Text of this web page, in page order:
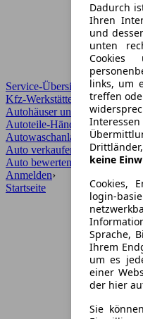
Service-Übersicht
Kfz-Werkstätten
Autohäuser und Händler
Autoteile-Händler
Autowaschanlagen
Auto verkaufen
Auto bewerten
Anmelden›
Dadurch
Ihren
und
unten
Cookies
links, um
treffen
keine
Cookies,
login-
Sprache,
Ihrem
um es
einer
der hier
Sie
Startseite